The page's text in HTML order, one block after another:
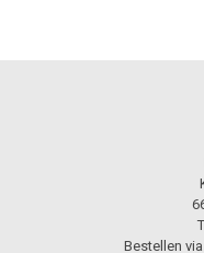
Bestellen